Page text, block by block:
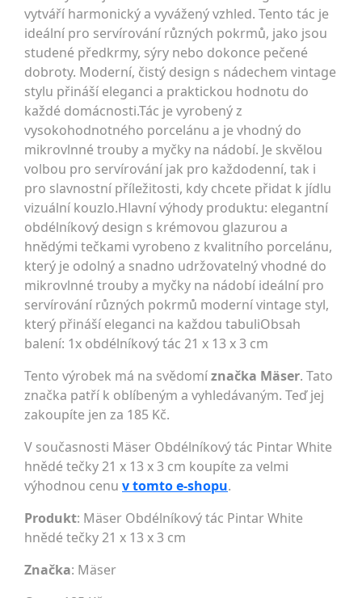
vytváří harmonický a vyvážený vzhled. Tento tác je
ideální pro servírování různých pokrmů, jako jsou
studené předkrmy, sýry nebo dokonce pečené
dobroty. Moderní, čistý design s nádechem vintage
stylu přináší eleganci a praktickou hodnotu do
každé domácnosti.Tác je vyrobený z
vysokohodnotného porcelánu a je vhodný do
mikrovlnné trouby a myčky na nádobí. Je skvělou
volbou pro servírování jak pro každodenní, tak i
pro slavnostní příležitosti, kdy chcete přidat k jídlu
vizuální kouzlo.Hlavní výhody produktu: elegantní
obdélníkový design s krémovou glazurou a
hnědými tečkami vyrobeno z kvalitního porcelánu,
který je odolný a snadno udržovatelný vhodné do
mikrovlnné trouby a myčky na nádobí ideální pro
servírování různých pokrmů moderní vintage styl,
který přináší eleganci na každou tabuliObsah
balení: 1x obdélníkový tác 21 x 13 x 3 cm
Tento výrobek má na svědomíznačka Mäser. Tato
značka patří k oblíbeným a vyhledávaným. Teď jej
zakoupíte jen za 185 Kč.
V současnosti Mäser Obdélníkový tác Pintar White
hnědé tečky 21 x 13 x 3 cm koupíte za velmi
výhodnou cenu v tomto e-shopu.
Produkt: Mäser Obdélníkový tác Pintar White
hnědé tečky 21 x 13 x 3 cm
Značka: Mäser